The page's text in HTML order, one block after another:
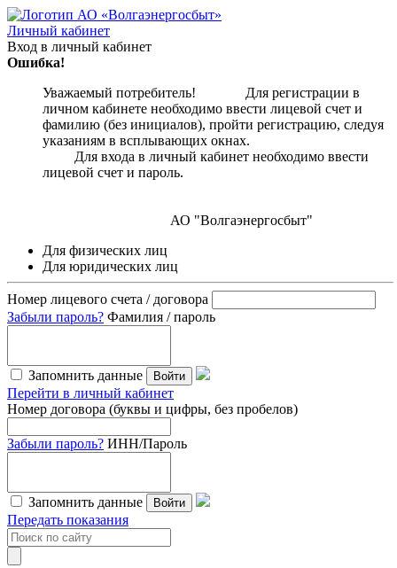
Личный кабинет
Вход в личный кабинет
Ошибка!
Уважаемый потребитель! Для регистрации в
личном кабинете необходимо ввести лицевой счет и
фамилию (без инициалов), пройти регистрацию, следуя
указаниям в всплывающих окнах.
Для входа в личный кабинет необходимо ввести
лицевой счет и пароль.
АО "Волгаэнергосбыт"
Для физических лиц
Для юридических лиц
Номер лицевого счета / договора
Забыли пароль? Фамилия / пароль
Запомнить данные Войти
Перейти в личный кабинет
Номер договора (буквы и цифры, без пробелов)
Забыли пароль? ИНН/Пароль
Запомнить данные Войти
Передать показания